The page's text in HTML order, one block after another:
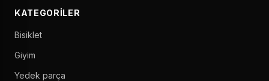
KATEGORILER
Bisiklet
Giyim
Yedek parça